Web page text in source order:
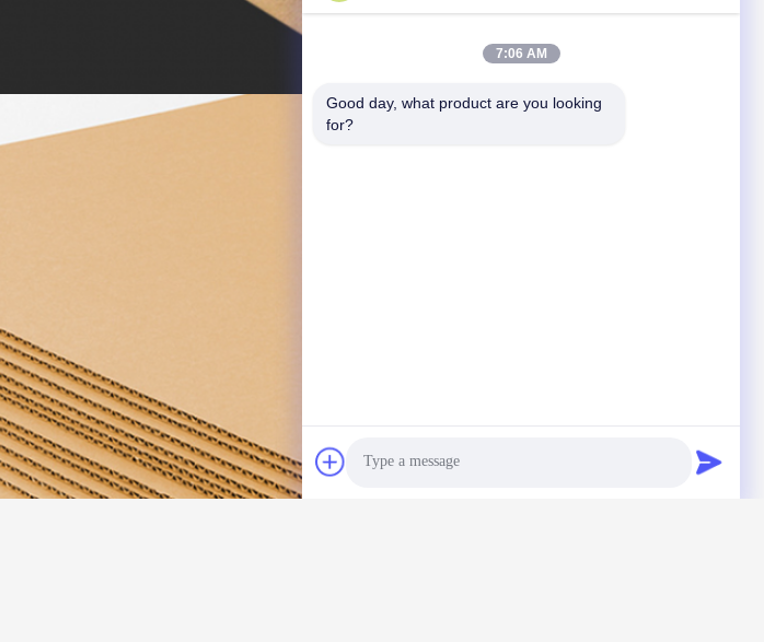
7:06 AM
Good day, what product are you looking
for?